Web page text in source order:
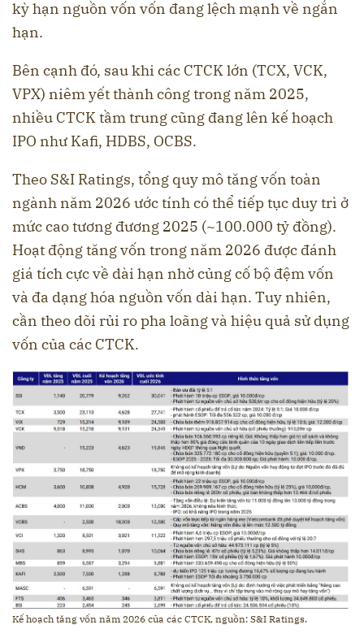
kỳ hạn nguồn vốn vốn đang lệch mạnh về ngắn
hạn.
Bên cạnh đó, sau khi các CTCK lớn (TCX, VCK,
VPX) niêm yết thành công trong năm 2025,
nhiều CTCK tầm trung cũng đang lên kế hoạch
IPO như Kafi, HDBS, OCBS.
Theo S&I Ratings, tổng quy mô tăng vốn toàn
ngành năm 2026 ước tính có thể tiếp tục duy trì ở
mức cao tương đương 2025 (~100.000 tỷ đồng).
Hoạt động tăng vốn trong năm 2026 được đánh
giá tích cực về dài hạn nhờ củng cố bộ đệm vốn
và đa dạng hóa nguồn vốn dài hạn. Tuy nhiên,
cần theo dõi rủi ro pha loãng và hiệu quả sử dụng
vốn của các CTCK.
Kế hoạch tăng vốn năm 2026 của các CTCK, nguồn: S&I Ratings.